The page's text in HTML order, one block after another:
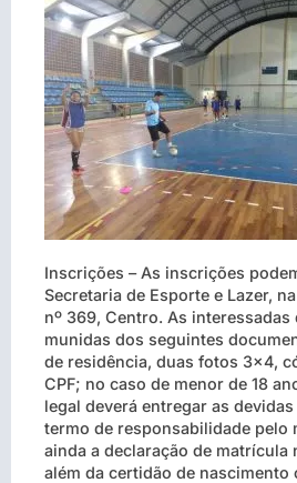
Inscrições – As inscrições
Secretaria de Esporte e Lazer,
nº 369, Centro. As interessadas
munidas dos seguintes
de residência, duas fotos 3×4,
CPF; no caso de menor de 18
legal deverá entregar as
termo de responsabilidade pelo
ainda a declaração de matrícula
além da certidão de nascimento